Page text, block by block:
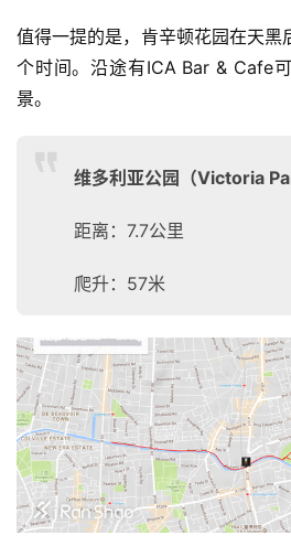
值得一提的是，肯辛顿花园在天黑
个时间。沿途有ICA Bar & Cafe
景。
维多利亚公园（Victoria
距离：7.7公里
爬升：57米